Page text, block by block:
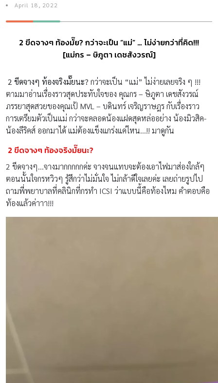
April 18, 2022
2 ขีดจางๆ ท้องมั๊ย? กว่าจะเป็น “แม่” … ไม่ง่ายกว่าที่คิด!!!
[แม่กร – ษิภูตา เดชสังวรณ์]
2 ขีดจางๆ ท้องจริงมั๊ยนะ? กว่าจะเป็น “แม่” ไม่ง่ายเลยจริง ๆ !!!
ตามมาอ่านเรื่องราวสุดประทับใจของ คุณกร – ษิภูตา เดชสังวรณ์
ภรรยาสุดสวยของคุณเป้ MVL – บดินทร์ เจริญราษฎร กับเรื่องราว
การเตรียมตัวเป็นแม่ กว่าจะคลอดน้องแฝดสุดหล่ออย่าง น้องมิวสิค-
น้องลีริคส์ ออกมาได้ แม่ต้องแข็งแกร่งแค่ไหน…!! มาดูกัน
2 ขีดจางๆ ท้องจริงมั๊ยนะ?
2 ขีดจางๆ…จางมากกกกกค่ะ จางจนแทบจะต้องเอาไฟมาส่องใกล้ๆ
ตอนนั้นใจกรหวิวๆ รู้สึกว่าไม่มั่นใจ ไม่กล้าดีใจเลยค่ะ เลยถ่ายรูปไป
ถามพี่พยาบาลที่คลินิกที่กรทำ ICSI ว่าแบบนี้คือท้องไหม คำตอบคือ
ท้องแล้วค่าาา!!!